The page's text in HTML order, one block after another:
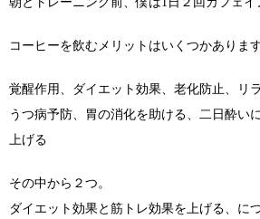
コーヒーを飲むメリットはいくつかあります
覚醒作用、ダイエット効果、老化防止、リ
うつ病予防、胃の消化を助ける、二日酔い
上げる
その中から２つ。
ダイエット効果と筋トレ効果を上げる、に